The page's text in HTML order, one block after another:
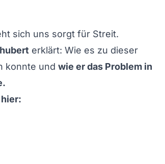
sich uns sorgt für Streit.
erklärt: Wie es zu dieser
konnte und wie er das Problem in